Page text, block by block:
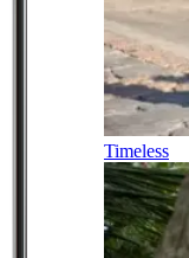
Timeless